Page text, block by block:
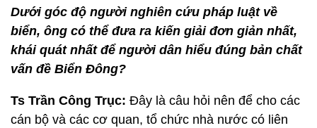
Dưới góc độ người nghiên cứu pháp luật về
biển, ông có thể đưa ra kiến giải đơn giản nhất,
khái quát nhất để người dân hiểu đúng bản chất
vấn đề Biển Đông?
Ts Trần Công Trục: Đây là câu hỏi nên để cho các
cán bộ và các cơ quan, tổ chức nhà nước có liên